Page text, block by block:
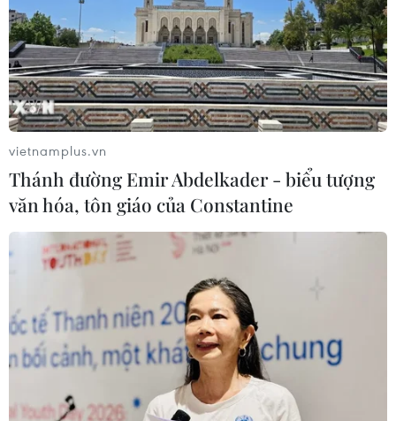
Các sản phẩm bày bán tại Hội chợ đều có nguồn gốc xuất xứ
giúp người mua truy xuất dễ dàng. (Ảnh: Thanh
Tâm/Vietnam+)
Người tiêu dùng có thể thưởng thức và xem trình diễn làm bánh
xèo Nam Bộ ngay tại Hội chợ. (Ảnh: Thanh Tâm/Vietnam)
vietnamplus.vn
Thánh đường Emir Abdelkader - biểu tượng
văn hóa, tôn giáo của Constantine